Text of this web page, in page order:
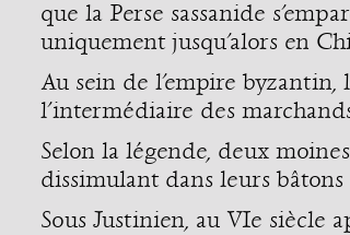
que la Perse sassanide
uniquement jusqu’alors en
Au sein de l’empire
l’intermédiaire des
Selon la légende, deux
dissimulant dans leurs
Sous Justinien, au VIe siècle